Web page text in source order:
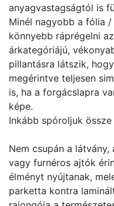
anyagvastagságtól is
Minél nagyobb a fólia /
könnyebb ráprégelni
árkategóriájú,
pillantásra látszik,
megérintve teljesen
is, ha a forgácslapra
képe.
Inkább spóroljuk össze
Nem csupán a
vagy furnéros ajtók
élményt nyújtanak,
parketta kontra